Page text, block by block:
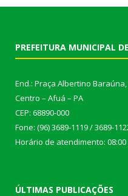
PREFEITURA MUNICIPAL
End.: Praça Albertino
Centro – Afuá – PA
CEP: 68890-000
Fone: (96) 3689-1119 / 3689-
Horário de atendimento: 08:00
ÚLTIMAS PUBLICAÇÕES